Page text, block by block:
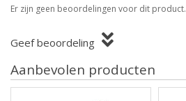
Er zijn geen beoordelingen voor dit product.
Geef beoordeling
Aanbevolen producten